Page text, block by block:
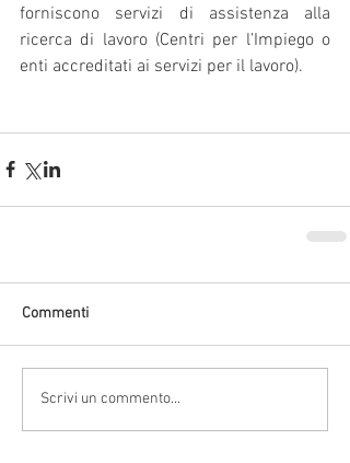
forniscono servizi di assistenza alla
ricerca di lavoro (Centri per l’Impiego o
enti accreditati ai servizi per il lavoro).
Commenti
Scrivi un commento...